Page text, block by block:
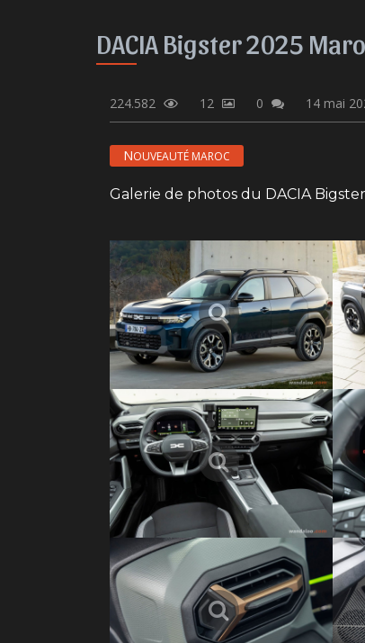
DACIA Bigster 2025
224.582 12 0 14 mai
NOUVEAUTÉ MAROC
Galerie de photos du DACIA